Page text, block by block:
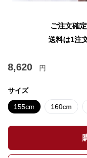
ご注文確
送料は1注
8,620 円
サイズ
155cm 160cm